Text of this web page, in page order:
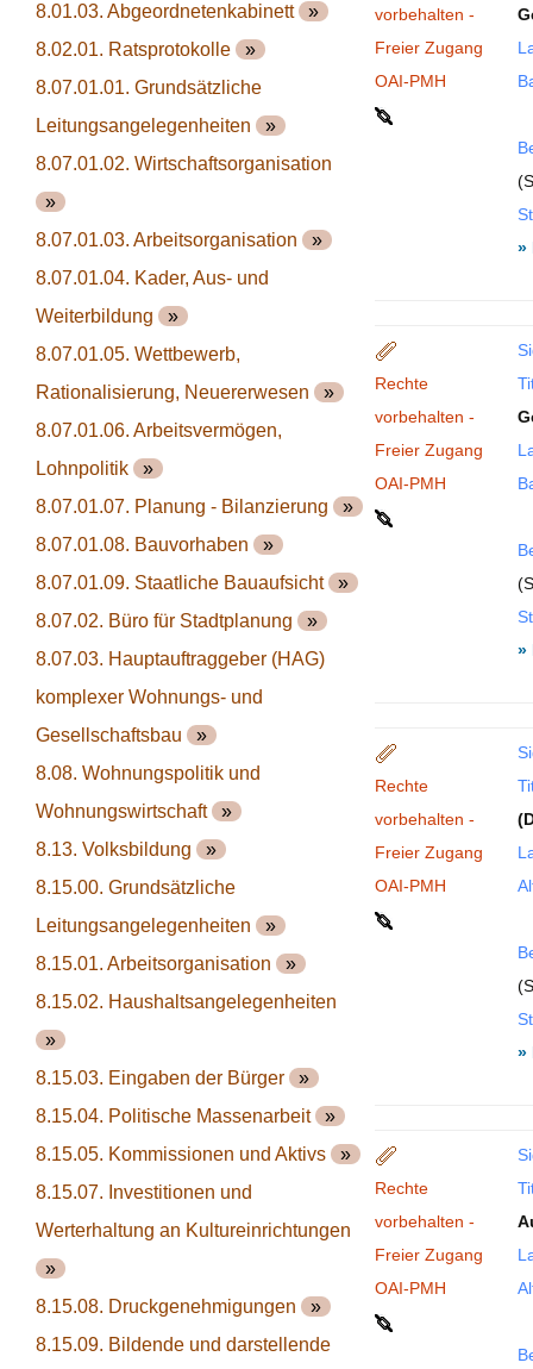
8.01.03. Abgeordnetenkabinett »
8.02.01. Ratsprotokolle »
8.07.01.01. Grundsätzliche
Leitungsangelegenheiten »
8.07.01.02. Wirtschaftsorganisation
»
8.07.01.03. Arbeitsorganisation »
8.07.01.04. Kader, Aus- und
Weiterbildung »
8.07.01.05. Wettbewerb,
Rationalisierung, Neuererwesen »
8.07.01.06. Arbeitsvermögen,
Lohnpolitik »
8.07.01.07. Planung - Bilanzierung »
8.07.01.08. Bauvorhaben »
8.07.01.09. Staatliche Bauaufsicht »
8.07.02. Büro für Stadtplanung »
8.07.03. Hauptauftraggeber (HAG)
komplexer Wohnungs- und
Gesellschaftsbau »
8.08. Wohnungspolitik und
Wohnungswirtschaft »
8.13. Volksbildung »
8.15.00. Grundsätzliche
Leitungsangelegenheiten »
8.15.01. Arbeitsorganisation »
8.15.02. Haushaltsangelegenheiten
»
8.15.03. Eingaben der Bürger »
8.15.04. Politische Massenarbeit »
8.15.05. Kommissionen und Aktivs »
8.15.07. Investitionen und
Werterhaltung an Kultureinrichtungen
»
8.15.08. Druckgenehmigungen »
8.15.09. Bildende und darstellende
vorbehalten -
Freier Zugang
OAI-PMH
»
Rechte
vorbehalten -
Freier Zugang
OAI-PMH
»
Rechte
vorbehalten -
Freier Zugang
OAI-PMH
»
Rechte
vorbehalten -
Freier Zugang
OAI-PMH